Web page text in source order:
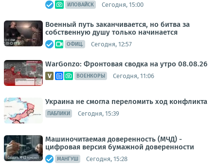
ИЛОВАЙСК Сегодня, 15:00
Военный путь заканчивается, но битва за
собственную душу только начинается
ОФИЦ. Сегодня, 12:57
WarGonzo: Фронтовая сводка на утро 08.08.26
ВОЕНКОРЫ Сегодня, 11:06
Украина не смогла переломить ход конфликта
ПАБЛИКИ Сегодня, 15:39
Машиночитаемая доверенность (МЧД) -
цифровая версия бумажной доверенности
МАНГУШ Сегодня, 15:28